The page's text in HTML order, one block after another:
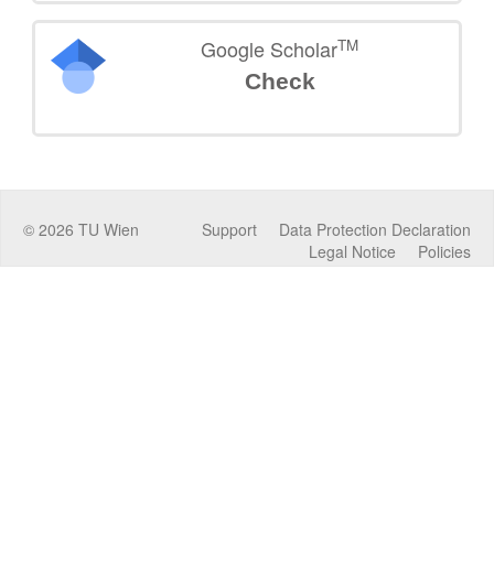
Google ScholarTM
Check
© 2026 TU Wien Data Protection Declaration
Support
Policies
Legal Notice